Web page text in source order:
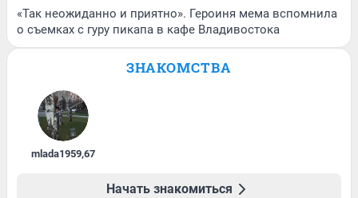
«Так неожиданно и приятно». Героиня мема вспомнила
о съемках с гуру пикапа в кафе Владивостока
ЗНАКОМСТВА
mlada1959,67
Начать знакомиться